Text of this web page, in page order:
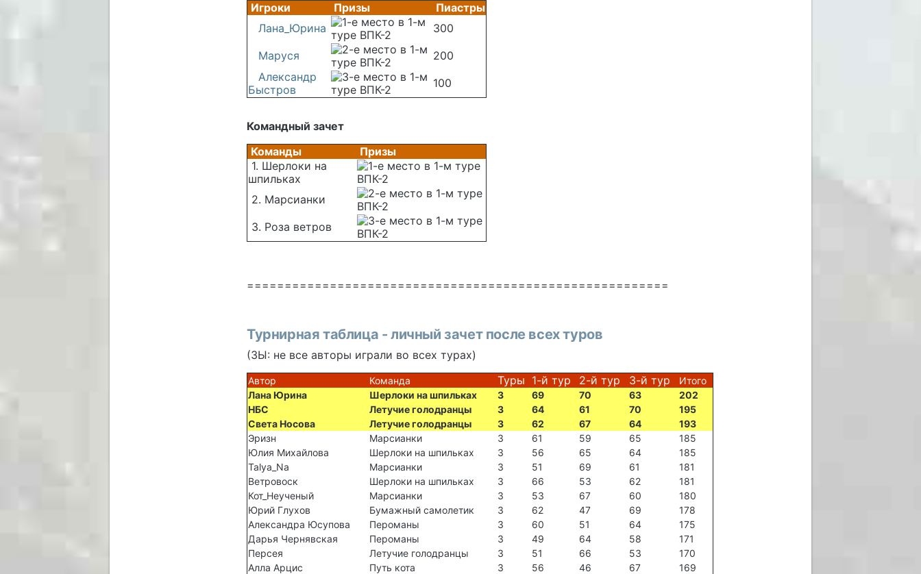
Игроки
Призы
Пиастры
Лана_Юрина
300
Маруся
200
Александр
Быстров
100
Командный зачет
Команды
Призы
1. Шерлоки на
шпильках
2. Марсианки
3. Роза ветров
========================================================
Турнирная таблица - личный зачет после всех туров
(ЗЫ: не все авторы играли во всех турах)
Автор Команда Туры 1-й тур 2-й тур 3-й тур
Итого
Лана Юрина
Шерлоки на шпильках 3 69 70 63
202
НБС
Летучие голодранцы 3 64 61 70
195
Света Носова
Летучие голодранцы 3 62 67 64
193
Эризн
Марсианки 3 61 59 65
185
Юлия Михайлова
Шерлоки на шпильках 3 56 65 64
185
Talya_Na
Марсианки 3 51 69 61
181
Ветровоск
Шерлоки на шпильках 3 66 53 62
181
Кот_Неученый
Марсианки 3 53 67 60
180
Юрий Глухов
Бумажный самолетик 3 62 47 69
178
Александра Юсупова
Пероманы 3 60 51 64
175
Дарья Чернявская
Пероманы 3 49 64 58
171
Персея
Летучие голодранцы 3 51 66 53
170
Алла Арцис
Путь кота 3 56 46 67
169